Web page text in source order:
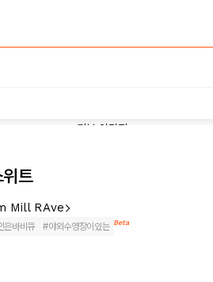
트
Mill RAve
은바비큐 #야외수영장이있는 Beta